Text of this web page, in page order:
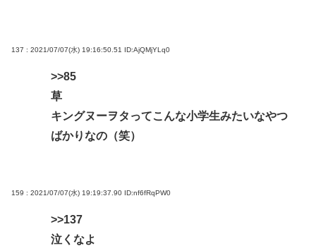
137 : 2021/07/07(水) 19:16:50.51 ID:AjQMjYLq0
>>85
草
キングヌーヲタってこんな小学生みたいなやつ
ばかりなの（笑）
159 : 2021/07/07(水) 19:19:37.90 ID:nf6fRqPW0
>>137
泣くなよ